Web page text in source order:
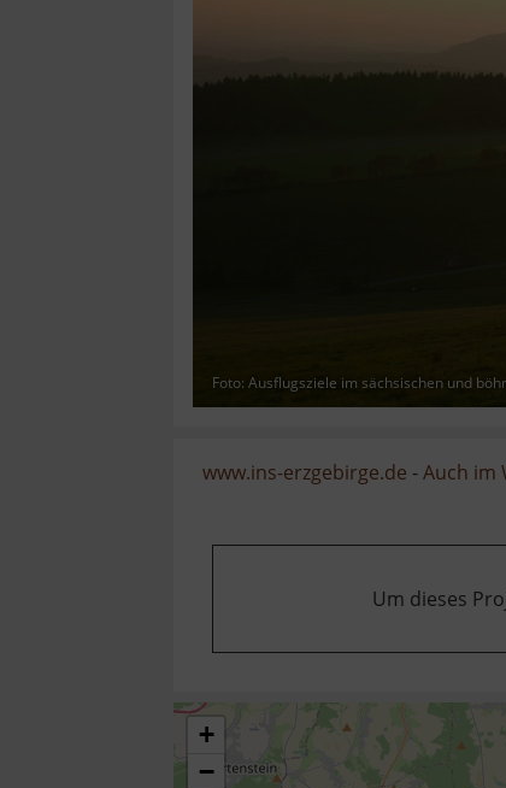
Foto: Ausflugsziele im sächsischen und
www.ins-erzgebirge.de -Auch im
Um dieses
+
−